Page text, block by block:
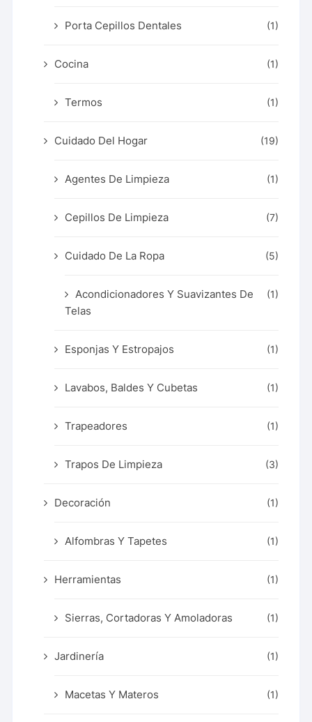
Porta Cepillos Dentales (1)
Cocina (1)
Termos (1)
Cuidado Del Hogar (19)
Agentes De Limpieza (1)
Cepillos De Limpieza (7)
Cuidado De La Ropa (5)
Acondicionadores Y Suavizantes De
Telas
(1)
Esponjas Y Estropajos (1)
Lavabos, Baldes Y Cubetas (1)
Trapeadores (1)
Trapos De Limpieza (3)
Decoración (1)
Alfombras Y Tapetes (1)
Herramientas (1)
Sierras, Cortadoras Y Amoladoras (1)
Jardinería (1)
Macetas Y Materos (1)